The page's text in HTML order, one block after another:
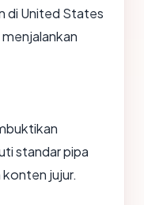
di United States
standar pipa
jujur.